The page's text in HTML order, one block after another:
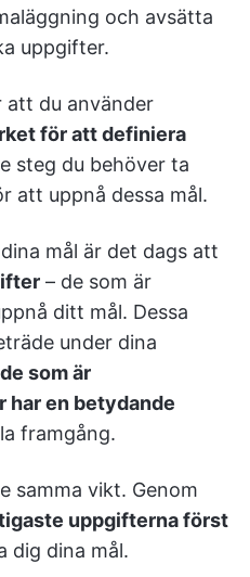
och avsätta
uppgifter.
att du använder
för att definiera
steg du behöver ta
att uppnå dessa mål.
mål är det dags att
– de som är
ditt mål. Dessa
under dina
som är
har en betydande
framgång.
samma vikt. Genom
uppgifterna först
dig dina mål.